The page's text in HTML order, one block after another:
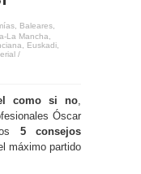
Baleares
La Mancha
Euskadi
/
como si no,
Óscar
5 consejos
máximo partido